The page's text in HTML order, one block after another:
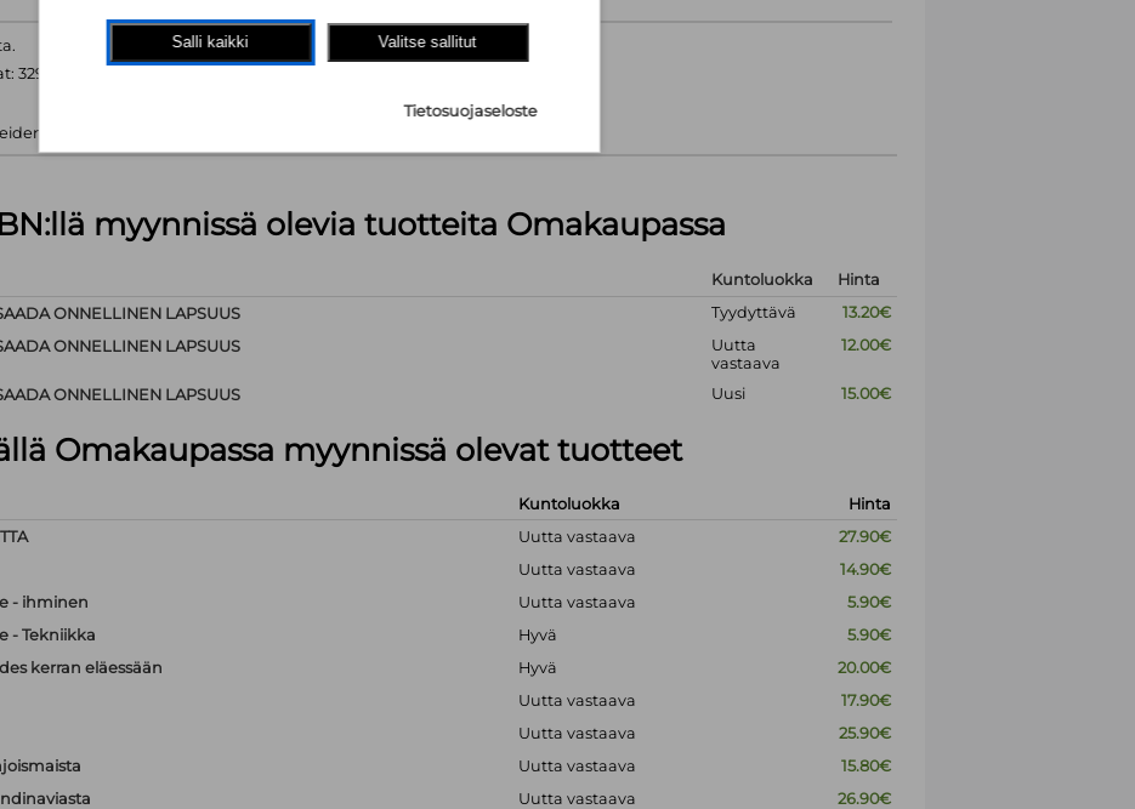
329 kpl
määrä (kts. alla): 1499 kpl
myynnissä olevia tuotteita Omakaupassa
Kuntoluokka
Hinta
ONNELLINEN LAPSUUS
Tyydyttävä
13.20€
ONNELLINEN LAPSUUS
Uutta
vastaava
12.00€
ONNELLINEN LAPSUUS Uusi 15.00€
Omakaupassa myynnissä olevat tuotteet
Kuntoluokka
Hinta
Uutta vastaava
27.90€
Uutta vastaava
14.90€
- ihminen
Uutta vastaava
5.90€
- Tekniikka
Hyvä
5.90€
kerran eläessään
Hyvä
20.00€
Uutta vastaava
17.90€
Uutta vastaava
25.90€
Uutta vastaava
15.80€
Uutta vastaava
26.90€
Salli kaikki Valitse sallitut
Tietosuojaseloste